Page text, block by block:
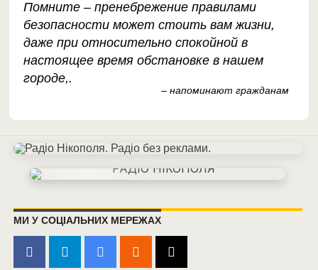
Помните – пренебрежение правилами
безопасности может стоить вам жизни,
даже при относительно спокойной в
настоящее время обстановке в нашем
городе,
– напоминают гражданам
.
МИ У СОЦІАЛЬНИХ МЕРЕЖАХ